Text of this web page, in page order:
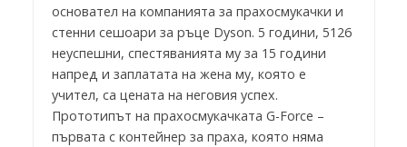
основател на компанията за прахосмукачки и
стенни сешоари за ръце Dyson. 5 години, 5126
неуспешни, спестяванията му за 15 години
напред и заплатата на жена му, която е
учител, са цената на неговия успех.
Прототипът на прахосмукачката G-Force –
първата с контейнер за праха, която няма